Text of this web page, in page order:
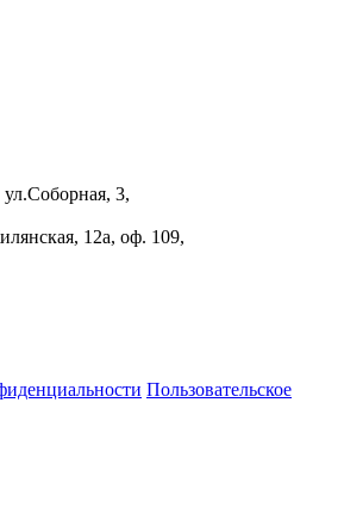
ул.Соборная, 3,
12а, оф. 109,
Пользовательское